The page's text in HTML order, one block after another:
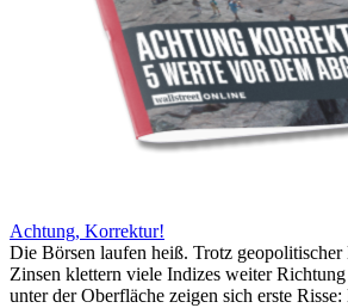
Achtung, Korrektur!
Die Börsen laufen heiß. Trotz geopolitischer
Zinsen klettern viele Indizes weiter
unter der Oberfläche zeigen sich erste